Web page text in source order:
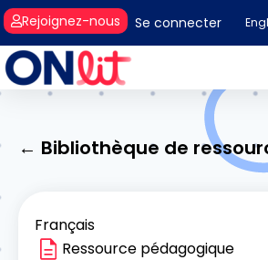
Se connecter
Rejoignez-nous
← Bibliothèque de
Français
Ressource pédagogique